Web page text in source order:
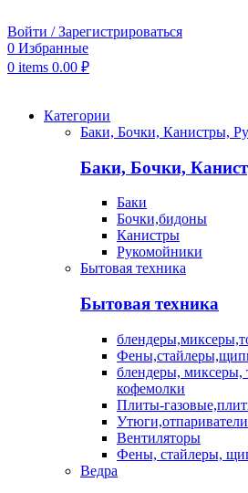
Войти / Зарегистрироваться
0 Избранные
0 items 0.00 ₽
Категории
Баки, Бочки, Канистры,
Баки, Бочки,
Баки
Бочки,бидоны
Канистры
Рукомойники
Бытовая техника
Бытовая техника
блендеры, миксеры,
кофемолки
Плиты-
Утюги,отпариватели
Вентиляторы
Фены, стайлеры,
Ведра